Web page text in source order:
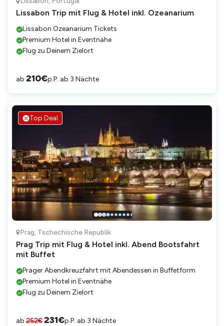
Lissabon Trip mit Flug & Hotel inkl. Ozeanarium
Lissabon Ozeanarium Tickets
Premium Hotel in Eventnähe
Flug zu Deinem Zielort
ab 210€p.P. ab 3 Nächte
Top Deal
Prag, Tschechische Republik
Prag Trip mit Flug & Hotel inkl. Abend Bootsfahrt
mit Buffet
Prager Abendkreuzfahrt mit Abendessen in Buffetform
Premium Hotel in Eventnähe
Flug zu Deinem Zielort
ab 252€231€p.P. ab 3 Nächte